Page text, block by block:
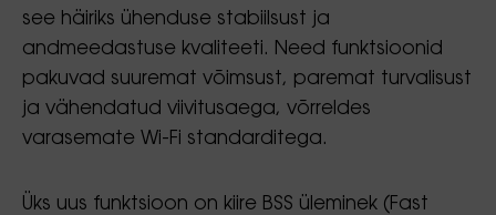
see häiriks ühenduse stabiilsust ja
andmeedastuse kvaliteeti. Need funktsioonid
pakuvad suuremat võimsust, paremat turvalisust
ja vähendatud viivitusaega, võrreldes
varasemate Wi-Fi standarditega.
Üks uus funktsioon on kiire BSS üleminek (Fast